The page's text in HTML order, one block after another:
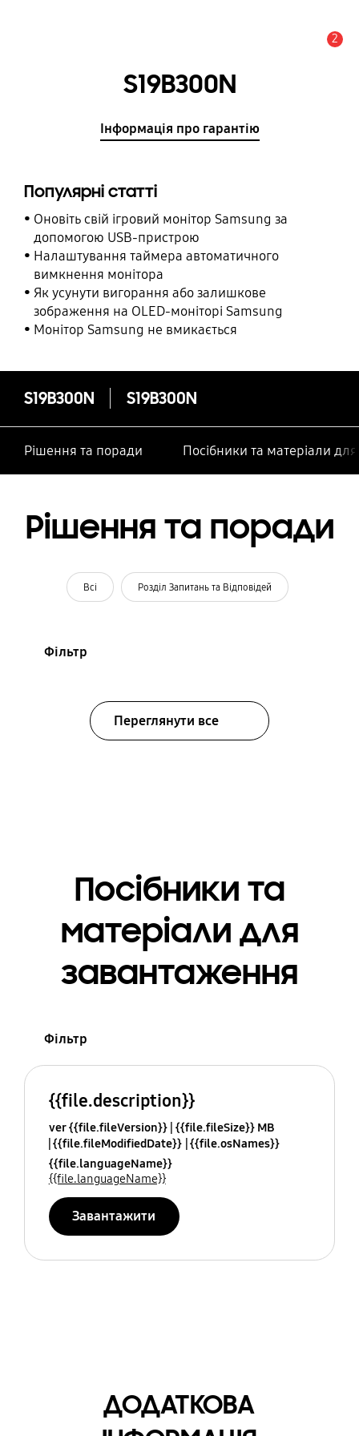
2
S19B300N
Інформація про гарантію
Популярні статті
Оновіть свій ігровий монітор Samsung за
допомогою USB-пристрою
Налаштування таймера автоматичного
вимкнення монітора
Як усунути вигорання або залишкове
зображення на OLED-моніторі Samsung
Монітор Samsung не вмикається
S19B300N S19B300N
Рішення та поради Посібники та матеріали
Рішення та поради
Всі Розділ Запитань та Відповідей
Фільтр
Переглянути все
Посібники та
матеріали для
завантаження
Фільтр
{{file.description}}
ver {{file.fileVersion}} {{file.fileSize}} MB
{{file.fileModifiedDate}} {{file.osNames}}
{{file.languageName}}
{{file.languageName}}
Завантажити
ДОДАТКОВА